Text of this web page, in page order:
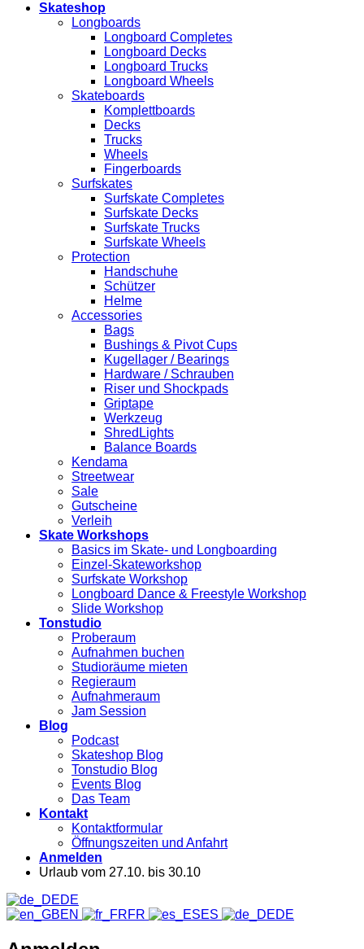
Skateshop
Longboards
Longboard Completes
Longboard Decks
Longboard Trucks
Longboard Wheels
Skateboards
Komplettboards
Decks
Trucks
Wheels
Fingerboards
Surfskates
Surfskate Completes
Surfskate Decks
Surfskate Trucks
Surfskate Wheels
Protection
Handschuhe
Schützer
Helme
Accessories
Bags
Bushings & Pivot Cups
Kugellager / Bearings
Hardware / Schrauben
Riser und Shockpads
Griptape
Werkzeug
ShredLights
Balance Boards
Kendama
Streetwear
Sale
Gutscheine
Verleih
Skate Workshops
Basics im Skate- und Longboarding
Einzel-Skateworkshop
Surfskate Workshop
Longboard Dance & Freestyle Workshop
Slide Workshop
Tonstudio
Proberaum
Aufnahmen buchen
Studioräume mieten
Regieraum
Aufnahmeraum
Jam Session
Blog
Podcast
Skateshop Blog
Tonstudio Blog
Events Blog
Das Team
Kontakt
Kontaktformular
Öffnungszeiten und Anfahrt
Anmelden
Urlaub vom 27.10. bis 30.10
DE
EN
FR ES DE